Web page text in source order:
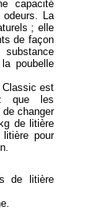
capacité
La
; elle
de façon
poubelle
Classic est
que les
changer
de litière
pour
de litière